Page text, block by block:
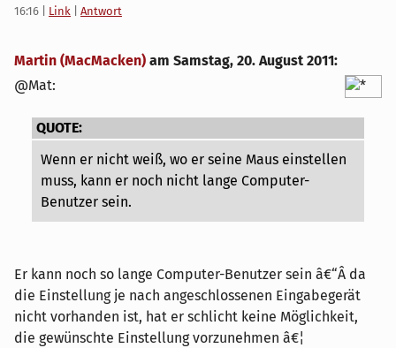
16:16 Link Antwort
Martin (MacMacken) am Samstag, 20. August 2011:
@Mat:
QUOTE:
Wenn er nicht weiß, wo er seine Maus einstellen
muss, kann er noch nicht lange Computer-
Benutzer sein.
Er kann noch so lange Computer-Benutzer sein â€“Â da
die Einstellung je nach angeschlossenen Eingabegerät
nicht vorhanden ist, hat er schlicht keine Möglichkeit,
die gewünschte Einstellung vorzunehmen â€¦